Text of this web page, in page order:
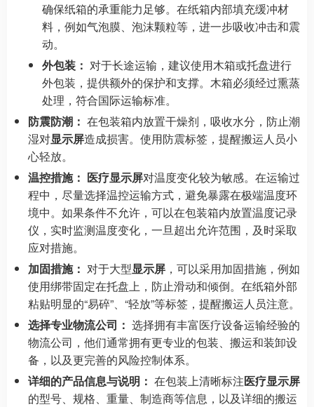
确保纸箱的承重能力足够。在纸箱内部填充缓冲材
料，例如气泡膜、泡沫颗粒等，进一步吸收冲击和震
动。
外包装： 对于长途运输，建议使用木箱或托盘进行
外包装，提供额外的保护和支撑。木箱必须经过熏蒸
处理，符合国际运输标准。
防震防潮： 在包装箱内放置干燥剂，吸收水分，防止潮
湿对显示屏造成损害。使用防震标签，提醒搬运人员小
心轻放。
温控措施： 医疗显示屏对温度变化较为敏感。在运输过
程中，尽量选择温控运输方式，避免暴露在极端温度环
境中。如果条件不允许，可以在包装箱内放置温度记录
仪，实时监测温度变化，一旦超出允许范围，及时采取
应对措施。
加固措施： 对于大型显示屏 ，可以采用加固措施，例如
使用绑带固定在托盘上，防止滑动和倾倒。在纸箱外部
粘贴明显的“易碎”、“轻放”等标签，提醒搬运人员注意。
选择专业物流公司： 选择拥有丰富医疗设备运输经验的
物流公司，他们通常拥有更专业的包装、搬运和装卸设
备，以及更完善的风险控制体系。
详细的产品信息与说明： 在包装上清晰标注医疗显示屏
的型号、规格、重量、制造商等信息，以及详细的搬运